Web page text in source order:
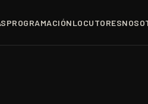
PROGRAMACIÓNLOCUTORES